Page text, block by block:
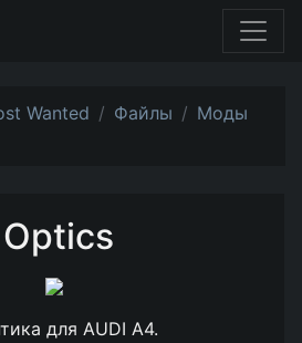
Wanted Файлы
Моды
для AUDI A4.